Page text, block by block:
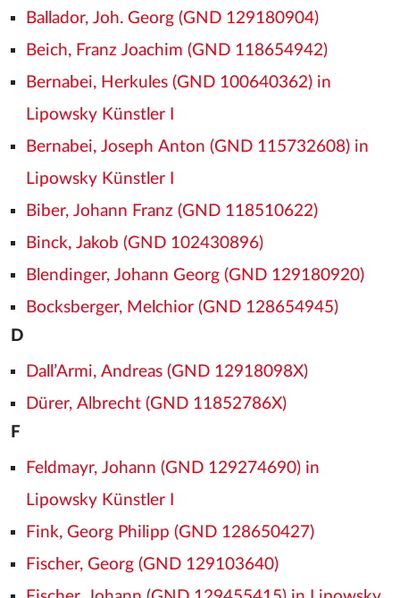
Ballador, Joh. Georg (GND 129180904)
Beich, Franz Joachim (GND 118654942)
Bernabei, Herkules (GND 100640362) in
Lipowsky Künstler I
Bernabei, Joseph Anton (GND 115732608) in
Lipowsky Künstler I
Biber, Johann Franz (GND 118510622)
Binck, Jakob (GND 102430896)
Blendinger, Johann Georg (GND 129180920)
Bocksberger, Melchior (GND 128654945)
D
Dall’Armi, Andreas (GND 12918098X)
Dürer, Albrecht (GND 11852786X)
F
Feldmayr, Johann (GND 129274690) in
Lipowsky Künstler I
Fink, Georg Philipp (GND 128650427)
Fischer, Georg (GND 129103640)